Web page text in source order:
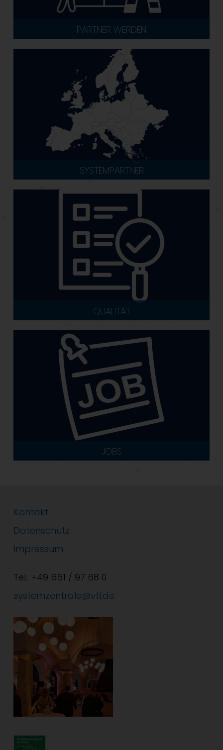
PARTNER WERDEN
SYSTEMPARTNER
QUALITÄT
JOBS
Kontakt
Datenschutz
Impressum
Tel.: +49 661 / 97 68 0
systemzentrale@vtl.de